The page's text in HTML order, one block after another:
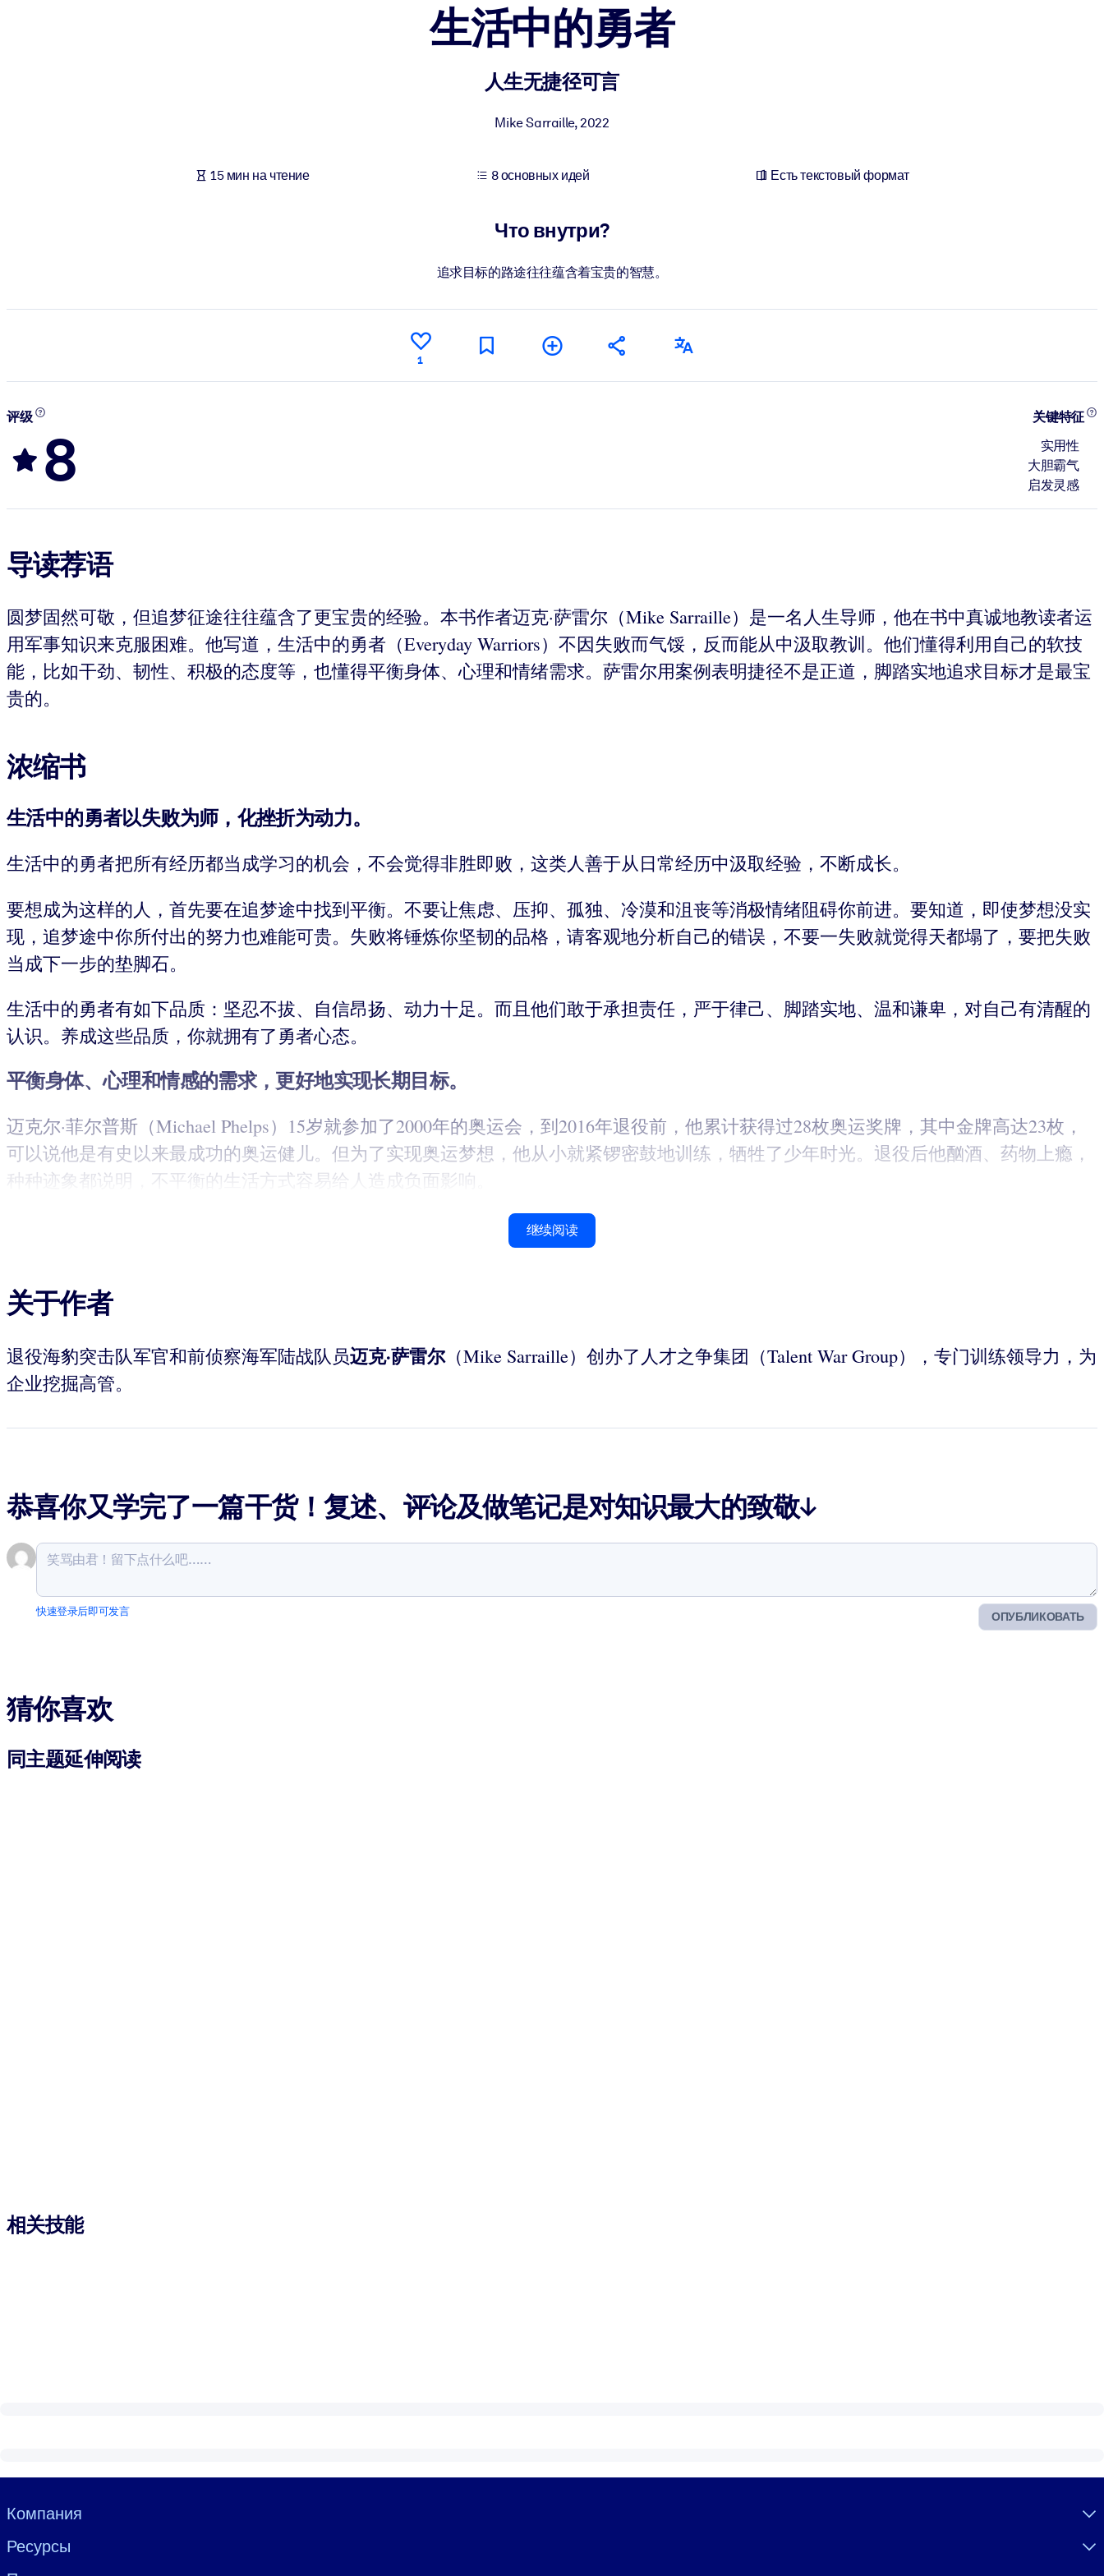
Обогатите корпоративную библиотеку надежными и готовыми к использованию бизнес-знаниями.
Используйте надежные структурированные знания для улучшения результатов ваших ИИ-систем.
生活中的勇者
人生无捷径可言
Mike Sarraille,2022
15 мин на чтение 8 основных идей Есть текстовый формат
Что внутри?
追求目标的路途往往蕴含着宝贵的智慧。
1
评级
8
关键特征
实用性
大胆霸气
启发灵感
导读荐语
圆梦固然可敬，但追梦征途往往蕴含了更宝贵的经验。本书作者迈克·萨雷尔（Mike Sarraille）是一名人生导师，他在书中真诚地教读者运
用军事知识来克服困难。他写道，生活中的勇者（Everyday Warriors）不因失败而气馁，反而能从中汲取教训。他们懂得利用自己的软技
能，比如干劲、韧性、积极的态度等，也懂得平衡身体、心理和情绪需求。萨雷尔用案例表明捷径不是正道，脚踏实地追求目标才是最宝
贵的。
浓缩书
生活中的勇者以失败为师，化挫折为动力。
生活中的勇者把所有经历都当成学习的机会，不会觉得非胜即败，这类人善于从日常经历中汲取经验，不断成长。
要想成为这样的人，首先要在追梦途中找到平衡。不要让焦虑、压抑、孤独、冷漠和沮丧等消极情绪阻碍你前进。要知道，即使梦想没实
现，追梦途中你所付出的努力也难能可贵。失败将锤炼你坚韧的品格，请客观地分析自己的错误，不要一失败就觉得天都塌了，要把失败
当成下一步的垫脚石。
生活中的勇者有如下品质：坚忍不拔、自信昂扬、动力十足。而且他们敢于承担责任，严于律己、脚踏实地、温和谦卑，对自己有清醒的
认识。养成这些品质，你就拥有了勇者心态。
平衡身体、心理和情感的需求，更好地实现长期目标。
迈克尔·菲尔普斯（Michael Phelps）15岁就参加了2000年的奥运会，到2016年退役前，他累计获得过28枚奥运奖牌，其中金牌高达23枚，
可以说他是有史以来最成功的奥运健儿。但为了实现奥运梦想，他从小就紧锣密鼓地训练，牺牲了少年时光。退役后他酗酒、药物上瘾，
种种迹象都说明，不平衡的生活方式容易给人造成负面影响。
继续阅读
关于作者
退役海豹突击队军官和前侦察海军陆战队员迈克·萨雷尔（Mike Sarraille）创办了人才之争集团（Talent War Group），专门训练领导力，为
企业挖掘高管。
恭喜你又学完了一篇干货！复述、评论及做笔记是对知识最大的致敬↓
ОПУБЛИКОВАТЬ
快速登录后即可发言
猜你喜欢
同主题延伸阅读
相关技能
Visually hidden Text
Компания
Ресурсы